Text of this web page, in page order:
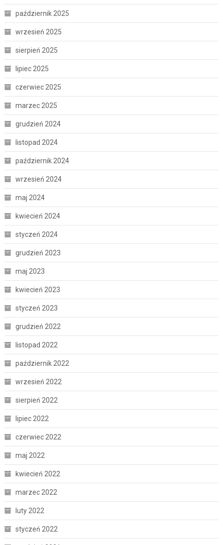
październik 2025
wrzesień 2025
sierpień 2025
lipiec 2025
czerwiec 2025
marzec 2025
grudzień 2024
listopad 2024
październik 2024
wrzesień 2024
maj 2024
kwiecień 2024
styczeń 2024
grudzień 2023
maj 2023
kwiecień 2023
styczeń 2023
grudzień 2022
listopad 2022
październik 2022
wrzesień 2022
sierpień 2022
lipiec 2022
czerwiec 2022
maj 2022
kwiecień 2022
marzec 2022
luty 2022
styczeń 2022